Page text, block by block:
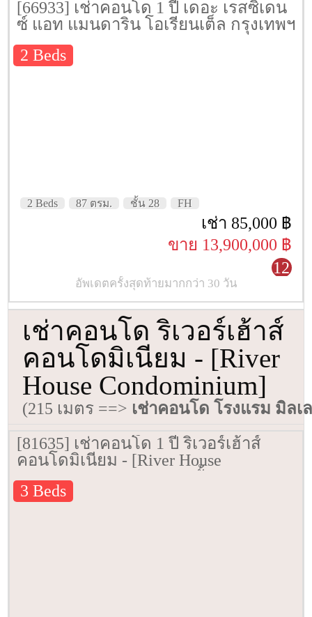
[66933] เช่าคอนโด 1 ปี เดอะ เรสซิเดน
ซ์ แอท แมนดาริน โอเรียนเต็ล กรุงเทพฯ
[The Residences At Mandarin Oriental
Bangkok] 87 ตรม. ชั้น 28
2 Beds
2 Beds 87 ตรม. ชั้น 28 FH
เช่า 85,000 ฿
ขาย 13,900,000 ฿
12
อัพเดตครั้งสุดท้ายมากกว่า 30 วัน
เช่าคอนโด ริเวอร์เฮ้าส์
คอนโดมิเนียม - [River
House Condominium]
(215 เมตร ==> เช่าคอนโด โรงแรม มิล
[81635] เช่าคอนโด 1 ปี ริเวอร์เฮ้าส์
คอนโดมิเนียม - [River House
Condominium] 220 ตรม. ชั้น 8
3 Beds